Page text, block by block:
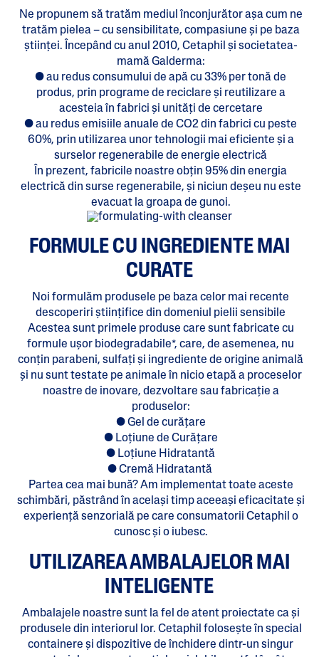
Ne propunem să tratăm mediul înconjurător așa cum ne
tratăm pielea – cu sensibilitate, compasiune și pe baza
științei. Începând cu anul 2010, Cetaphil și societatea-
mamă Galderma:
● au redus consumului de apă cu 33% per tonă de
produs, prin programe de reciclare și reutilizare a
acesteia în fabrici și unități de cercetare
● au redus emisiile anuale de CO2 din fabrici cu peste
60%, prin utilizarea unor tehnologii mai eficiente și a
surselor regenerabile de energie electrică
În prezent, fabricile noastre obțin 95% din energia
electrică din surse regenerabile, și niciun deșeu nu este
evacuat la groapa de gunoi.
FORMULE CU INGREDIENTE MAI
CURATE
Noi formulăm produsele pe baza celor mai recente
descoperiri științifice din domeniul pielii sensibile
Acestea sunt primele produse care sunt fabricate cu
formule ușor biodegradabile*, care, de asemenea, nu
conțin parabeni, sulfați și ingrediente de origine animală
și nu sunt testate pe animale în nicio etapă a proceselor
noastre de inovare, dezvoltare sau fabricație a
produselor:
● Gel de curățare
● Loțiune de Curățare
● Loțiune Hidratantă
● Cremă Hidratantă
Partea cea mai bună? Am implementat toate aceste
schimbări, păstrând în același timp aceeași eficacitate și
experiență senzorială pe care consumatorii Cetaphil o
cunosc și o iubesc.
UTILIZAREA AMBALAJELOR MAI
INTELIGENTE
Ambalajele noastre sunt la fel de atent proiectate ca și
produsele din interiorul lor. Cetaphil folosește în special
containere și dispozitive de închidere dintr-un singur